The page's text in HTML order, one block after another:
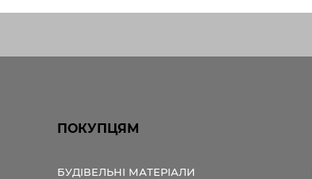
ПОКУПЦЯМ
БУДІВЕЛЬНІ МАТЕРІАЛИ